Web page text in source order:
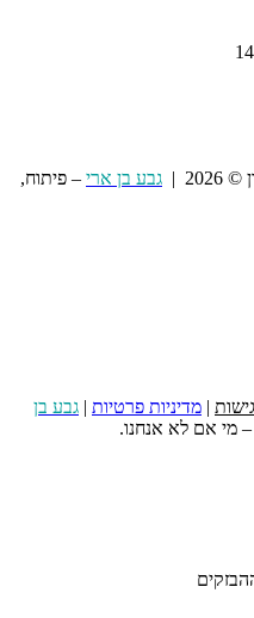
|
גבע בן ארי – פיתוח,
| מדיניות פרטיות | גבע בן
– מי אם לא אנחנו.